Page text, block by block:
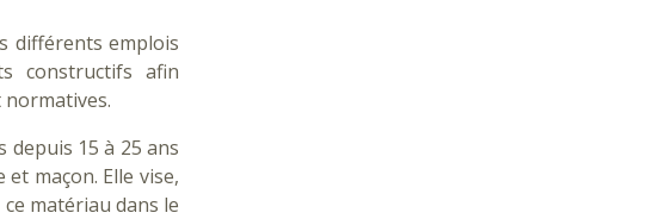
différents emplois
constructifs afin
15 à 25 ans
maçon. Elle vise,
matériau dans le